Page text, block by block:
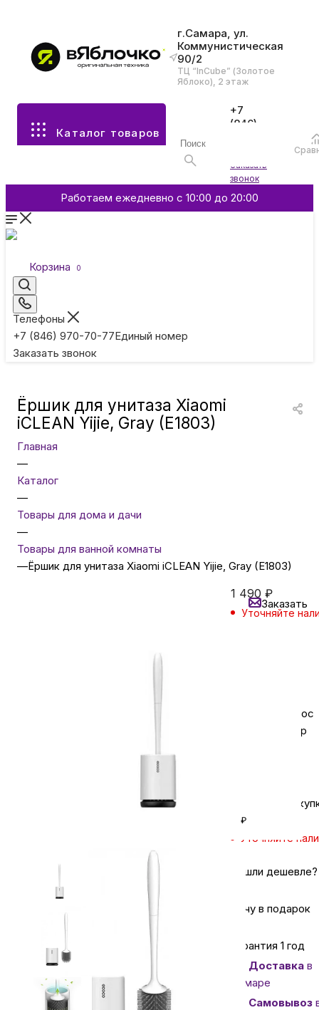
г.Самара, ул.
Коммунистическая
90/2
ТЦ “InCube” (Золотое
Яблоко), 2 этаж
Каталог товаров
+7
(846)
Заказать
звонок
Работаем ежедневно с 10:00 до 20:00
Корзина 0
Телефоны
+7 (846) 970-70-77Единый номер
Заказать звонок
Все разделы каталога
Аксессуары
Смартфоны и гаджеты
Умные кольца
Товары для детей
Сумки и чемоданы
Для домашних питомцев
Умный дом и безопасность
Автомобильные аксессуары
Ёршик для унитаза Xiaomi
iCLEAN Yijie, Gray (E1803)
Главная
—
Каталог
—
Товары для дома и дачи
—
Товары для ванной комнаты
—Ёршик для унитаза Xiaomi iCLEAN Yijie, Gray (E1803)
1 490 ₽
Уточняйте
Заказать
Задайте вопрос
в мессенджер
Кешбэк за
₽
Уточняйте
Нашли дешевле?
Хочу в подарок
Гарантия 1 год
Доставка в
Самаре
Самовывоз